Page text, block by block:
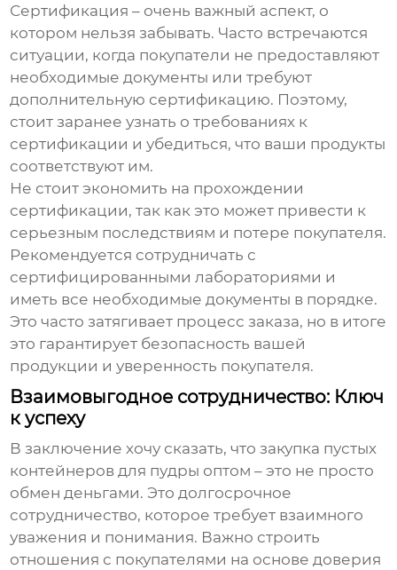
Сертификация – очень важный аспект, о
котором нельзя забывать. Часто встречаются
ситуации, когда покупатели не предоставляют
необходимые документы или требуют
дополнительную сертификацию. Поэтому,
стоит заранее узнать о требованиях к
сертификации и убедиться, что ваши продукты
соответствуют им.
Не стоит экономить на прохождении
сертификации, так как это может привести к
серьезным последствиям и потере покупателя.
Рекомендуется сотрудничать с
сертифицированными лабораториями и
иметь все необходимые документы в порядке.
Это часто затягивает процесс заказа, но в итоге
это гарантирует безопасность вашей
продукции и уверенность покупателя.
Взаимовыгодное сотрудничество: Ключ
к успеху
В заключение хочу сказать, чтозакупка пустых
контейнеров для пудры оптом – это не просто
обмен деньгами. Это долгосрочное
сотрудничество, которое требует взаимного
уважения и понимания. Важно строить
отношения с покупателями на основе доверия